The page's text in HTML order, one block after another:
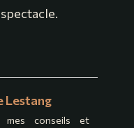
Lestang
mes conseils et